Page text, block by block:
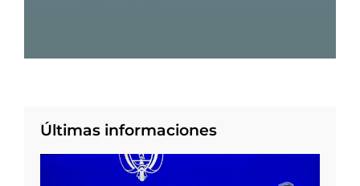
Últimas informaciones